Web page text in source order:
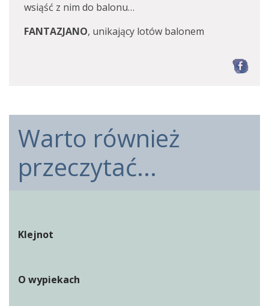
wsiąść z nim do balonu…
FANTAZJANO, unikający lotów balonem
Warto również
przeczytać...
Klejnot
O wypiekach